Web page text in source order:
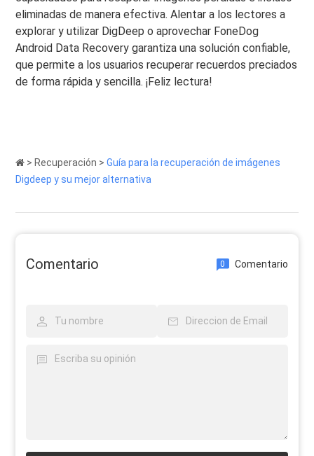
eliminadas de manera efectiva. Alentar a los lectores a
explorar y utilizar DigDeep o aprovechar FoneDog
Android Data Recovery garantiza una solución confiable,
que permite a los usuarios recuperar recuerdos preciados
de forma rápida y sencilla. ¡Feliz lectura!
> Recuperación >Guía para la recuperación de imágenes
Digdeep y su mejor alternativa
Comentario 0 Comentario